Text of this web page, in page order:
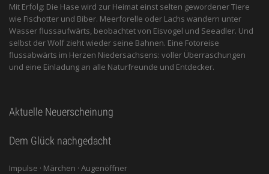
Mit Erfolg: Die Hase wird zur Heimat einst selten gewordener Tiere
wie Fischotter und Biber. Meerforelle oder Lachs wandern unter
Wasser flussaufwärts, beobachtet von Eis­vogel und See­adler. Und
selbst der Wolf zieht wieder seine Bahnen. Eine Fotoreise
flussabwärts im Herzen Niedersachsens: voller Überraschungen
und eine Einladung an alle ­Naturfreunde und Entdecker.
Aktuelle Neuerscheinung
Dem Glück nachgedacht
Impulse · Märchen · Augenöffner